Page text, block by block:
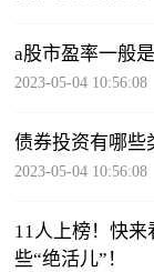
a股市盈率一般
2023-05-04 10:56:08
债券投资有哪些
2023-05-04 10:56:08
11人上榜！快来
些“绝活儿”！